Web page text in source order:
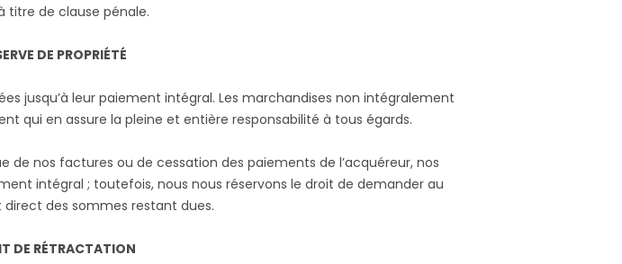
titre de clause pénale.
DE PROPRIÉTÉ
jusqu’à leur paiement intégral. Les marchandises non intégralement
qui en assure la pleine et entière responsabilité à tous égards.
de nos factures ou de cessation des paiements de l’acquéreur, nos
intégral ; toutefois, nous nous réservons le droit de demander au
des sommes restant dues.
DE RÉTRACTATION